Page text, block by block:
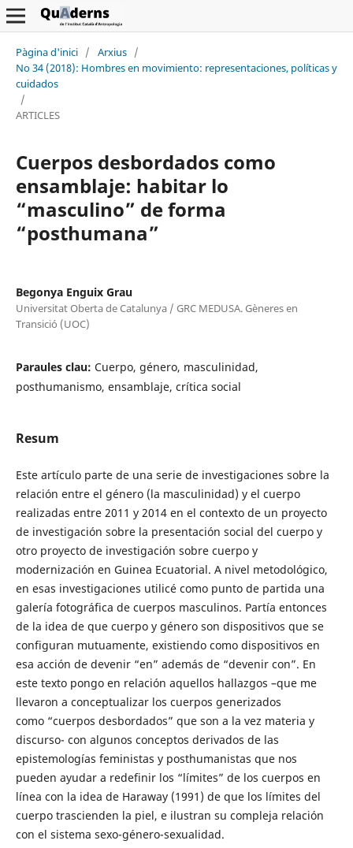
Pàgina d'inici / Arxius /
No 34 (2018): Hombres en movimiento: representaciones, políticas y
cuidados
/
ARTICLES
Cuerpos desbordados como
ensamblaje: habitar lo
“masculino” de forma
“posthumana”
Begonya Enguix Grau
Universitat Oberta de Catalunya / GRC MEDUSA. Gèneres en
Transició (UOC)
Paraules clau: Cuerpo, género, masculinidad,
posthumanismo, ensamblaje, crítica social
Resum
Este artículo parte de una serie de investigaciones sobre la
relación entre el género (la masculinidad) y el cuerpo
realizadas entre 2011 y 2014 en el contexto de un proyecto
de investigación sobre la presentación social del cuerpo y
otro proyecto de investigación sobre cuerpo y
modernización en Guinea Ecuatorial. A nivel metodológico,
en esas investigaciones utilicé como punto de partida una
galería fotográfica de cuerpos masculinos. Partía entonces
de la idea de que cuerpo y género son dispositivos que se
configuran mutuamente, existiendo como dispositivos en
esa acción de devenir “en” además de “devenir con”. En
este texto pongo en relación aquellos hallazgos –que me
llevaron a conceptualizar los cuerpos generizados
como “cuerpos desbordados” que son a la vez materia y
discurso- con algunos conceptos derivados de las
epistemologías feministas y posthumanistas que nos
pueden ayudar a redefinir los “límites” de los cuerpos en
línea con la idea de Haraway (1991) de que los límites del
cuerpo trascienden la piel, e ilustran su compleja relación
con el sistema sexo-género-sexualidad.